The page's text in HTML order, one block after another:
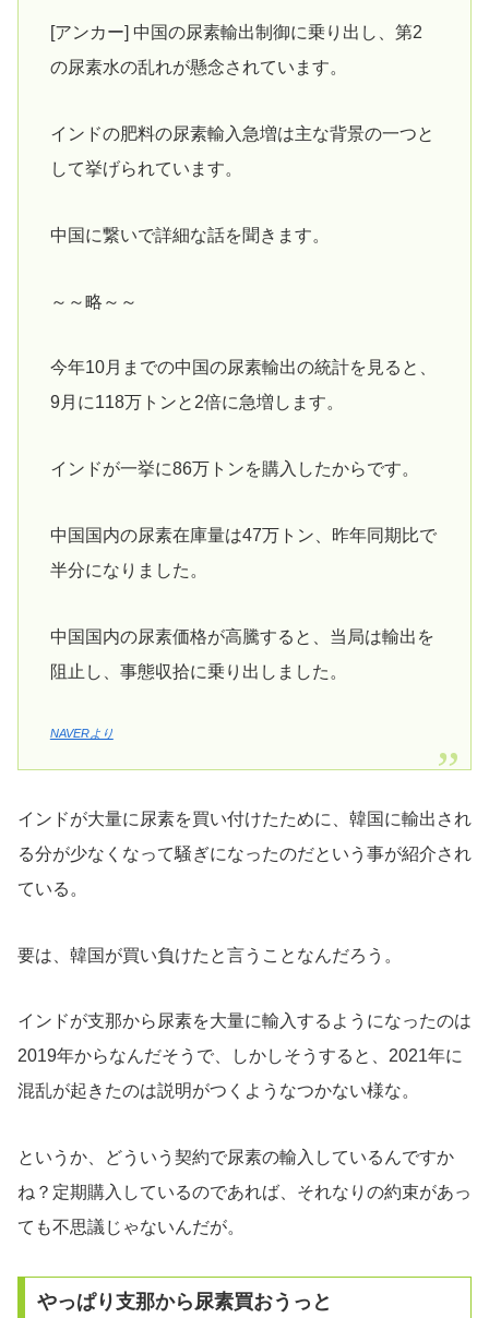
[アンカー] 中国の尿素輸出制御に乗り出し、第2
の尿素水の乱れが懸念されています。
インドの肥料の尿素輸入急増は主な背景の一つと
して挙げられています。
中国に繋いで詳細な話を聞きます。
～～略～～
今年10月までの中国の尿素輸出の統計を見ると、
9月に118万トンと2倍に急増します。
インドが一挙に86万トンを購入したからです。
中国国内の尿素在庫量は47万トン、昨年同期比で
半分になりました。
中国国内の尿素価格が高騰すると、当局は輸出を
阻止し、事態収拾に乗り出しました。
NAVERより
インドが大量に尿素を買い付けたために、韓国に輸出され
る分が少なくなって騒ぎになったのだという事が紹介され
ている。
要は、韓国が買い負けたと言うことなんだろう。
インドが支那から尿素を大量に輸入するようになったのは
2019年からなんだそうで、しかしそうすると、2021年に
混乱が起きたのは説明がつくようなつかない様な。
というか、どういう契約で尿素の輸入しているんですか
ね？定期購入しているのであれば、それなりの約束があっ
ても不思議じゃないんだが。
やっぱり支那から尿素買おうっと